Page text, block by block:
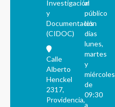
Investigación
y
Documentación
(CIDOC)
Calle
Alberto
Henckel
2317,
Providencia,
al
público
los
días
lunes,
martes
y
miércoles
de
09:30
a